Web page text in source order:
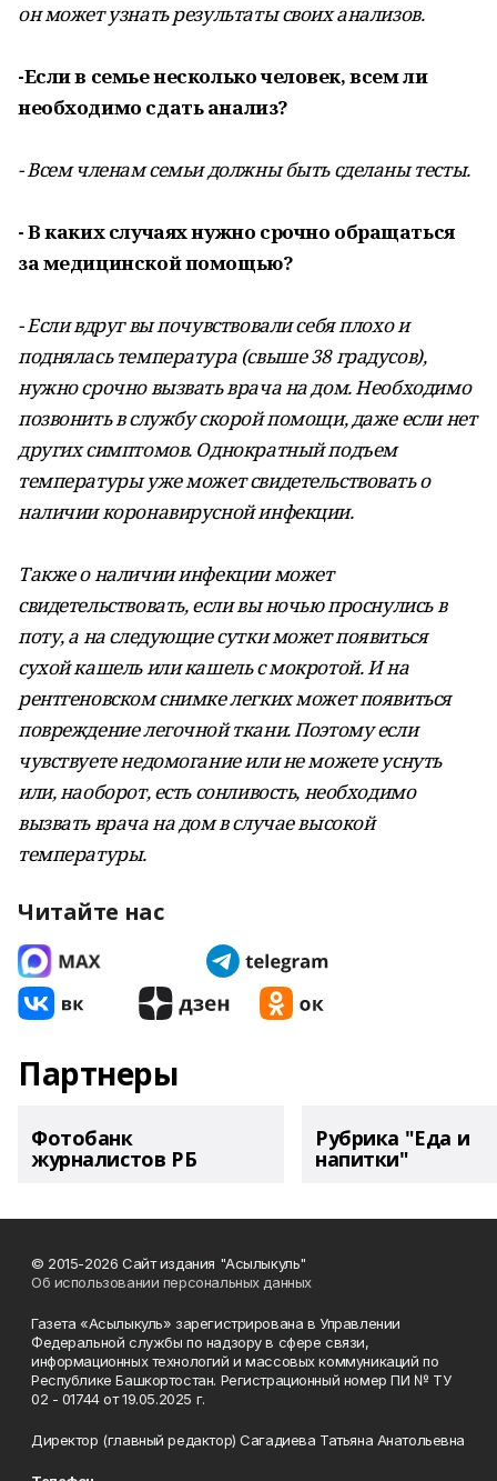
он может узнать результаты своих анализов.
-Если в семье несколько человек, всем ли
необходимо сдать анализ?
- Всем членам семьи должны быть сделаны тесты.
- В каких случаях нужно срочно обращаться
за медицинской помощью?
- Если вдруг вы почувствовали себя плохо и
поднялась температура (свыше 38 градусов),
нужно срочно вызвать врача на дом. Необходимо
позвонить в службу скорой помощи, даже если нет
других симптомов. Однократный подъем
температуры уже может свидетельствовать о
наличии коронавирусной инфекции.
Также о наличии инфекции может
свидетельствовать, если вы ночью проснулись в
поту, а на следующие сутки может появиться
сухой кашель или кашель с мокротой. И на
рентгеновском снимке легких может появиться
повреждение легочной ткани. Поэтому если
чувствуете недомогание или не можете уснуть
или, наоборот, есть сонливость, необходимо
вызвать врача на дом в случае высокой
температуры.
Читайте нас
Партнеры
Фотобанк
журналистов РБ
Рубрика "Еда и
напитки"
© 2015-2026 Сайт издания "Асылыкуль"
Об использовании персональных данных
Газета «Асылыкуль» зарегистрирована в Управлении
Федеральной службы по надзору в сфере связи,
информационных технологий и массовых коммуникаций по
Республике Башкортостан. Регистрационный номер ПИ № ТУ
02 - 01744 от 19.05.2025 г.
Директор (главный редактор) Сагадиева Татьяна Анатольевна